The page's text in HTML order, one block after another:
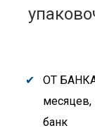
ОТ
банк